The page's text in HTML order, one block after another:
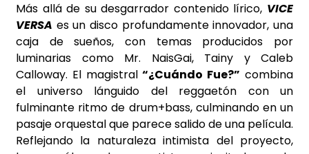
Más allá de su desgarrador contenido lírico, VICE
VERSA es un disco profundamente innovador, una
caja de sueños, con temas producidos por
luminarias como Mr. NaisGai, Tainy y Caleb
Calloway. El magistral“¿Cuándo Fue?” combina
el universo lánguido del reggaetón con un
fulminante ritmo de drum+bass, culminando en un
pasaje orquestal que parece salido de una película.
Reflejando la naturaleza intimista del proyecto,